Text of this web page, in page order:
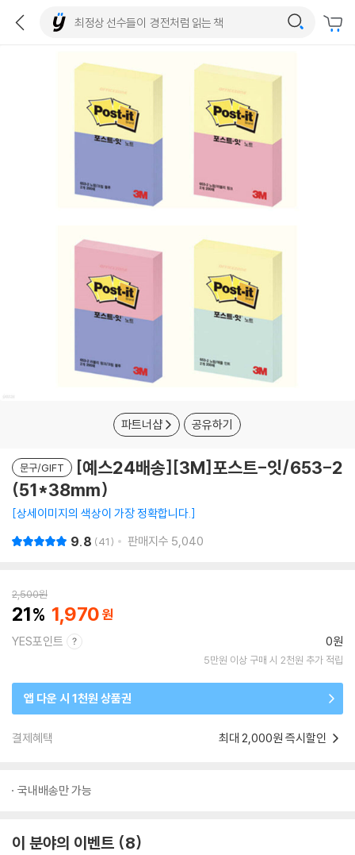
파트너샵 공유하기
문구/GIFT
[예스24배송][3M]포스트-잇/653-2
(51*38mm)
상세이미지의 색상이 가장 정확합니다.
9.8 41 판매지수 5,040
2,500원
21 1,970
YES포인트 0원
5만원 이상 구매 시 2천원 추가 적립
앱 다운 시 1천원 상품권
결제혜택 최대 2,000원 즉시할인
국내배송만 가능
이 분야의 이벤트 8